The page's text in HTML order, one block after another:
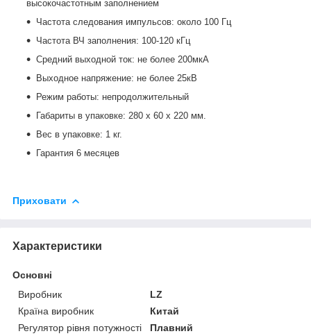
высокочастотным заполнением
Частота следования импульсов: около 100 Гц
Частота ВЧ заполнения: 100-120 кГц
Средний выходной ток: не более 200мкА
Выходное напряжение: не более 25кВ
Режим работы: непродолжительный
Габариты в упаковке: 280 х 60 х 220 мм.
Вес в упаковке: 1 кг.
Гарантия 6 месяцев
Приховати
Характеристики
Основні
Виробник
LZ
Країна виробник
Китай
Регулятор рівня потужності
Плавний